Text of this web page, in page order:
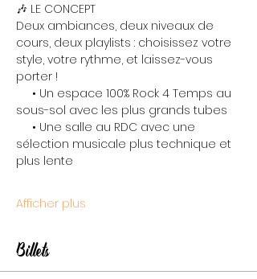
🎶 LE CONCEPT
Deux ambiances, deux niveaux de
cours, deux playlists : choisissez votre
style, votre rythme, et laissez-vous
porter !
• Un espace 100% Rock 4 Temps au
sous-sol avec les plus grands tubes
• Une salle au RDC avec une
sélection musicale plus technique et
plus lente
Afficher plus
Billets